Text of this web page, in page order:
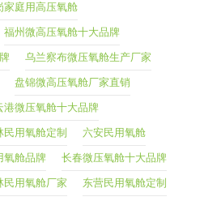
家庭用高压氧舱
福州微高压氧舱十大品牌
乌兰察布微压氧舱生产厂家
盘锦微高压氧舱厂家直销
港微压氧舱十大品牌
民用氧舱定制 六安民用氧舱
氧舱品牌 长春微压氧舱十大品牌
民用氧舱厂家 东营民用氧舱定制